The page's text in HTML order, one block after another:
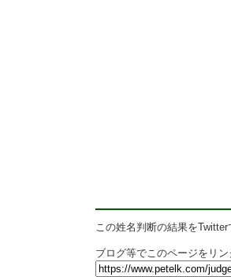
この姓名判断の結果をTwitter
ブログ等でこのページをリ